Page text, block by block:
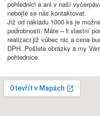
pohlednici a ani v naší
nebojte se nás kontaktovat.
Již od nákladu 1000 ks je
podrobnosti. Máte – li vlastní
realizaci již vůbec nic a cena
DPH. Pošlete obrázky a my
pohlednice.